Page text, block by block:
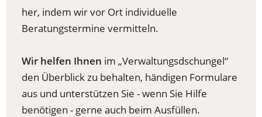
her, indem wir vor Ort individuelle
Beratungstermine vermitteln.
Wir helfen Ihnen im „Verwaltungsdschungel“
den Überblick zu behalten, händigen Formulare
aus und unterstützen Sie - wenn Sie Hilfe
benötigen - gerne auch beim Ausfüllen.